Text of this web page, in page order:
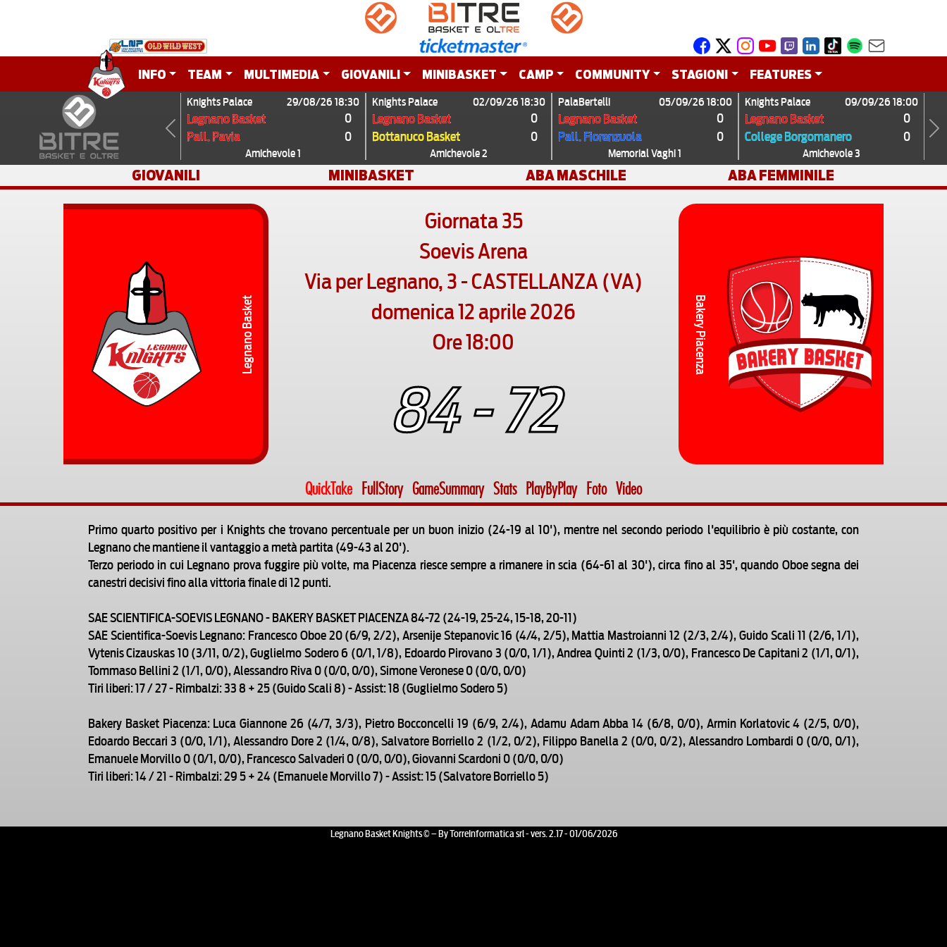
INFO TEAM MULTIMEDIA GIOVANILI MINIBASKET CAMP COMMUNITY STAGIONI FEATURES
Knights Palace 29/08/26 18:30
Legnano Basket
0
Pall. Pavia
0
Amichevole 1
Knights Palace 02/09/26 18:30
Legnano Basket
0
Bottanuco Basket
0
Amichevole 2
PalaBertelli 05/09/26 18:00
Legnano Basket
0
Pall. Fiorenzuola
0
Memorial Vaghi 1
Knights Palace 09/09/26 18:00
Legnano Basket
0
College Borgomanero
0
Amichevole 3
Previous Next
GIOVANILI MINIBASKET ABA MASCHILE ABA FEMMINILE
Legnano Basket
Giornata 35
Soevis Arena
Via per Legnano, 3 - CASTELLANZA (VA)
domenica 12 aprile 2026
Ore 18:00
84 - 72
Bakery Piacenza
QuickTake FullStory GameSummary Stats PlayByPlay Foto Video
Primo quarto positivo per i Knights che trovano percentuale per un buon inizio (24-19 al 10'), mentre nel secondo periodo l'equilibrio è più costante, con
Legnano che mantiene il vantaggio a metà partita (49-43 al 20').
Terzo periodo in cui Legnano prova fuggire più volte, ma Piacenza riesce sempre a rimanere in scia (64-61 al 30'), circa fino al 35', quando Oboe segna dei
canestri decisivi fino alla vittoria finale di 12 punti.
SAE SCIENTIFICA-SOEVIS LEGNANO - BAKERY BASKET PIACENZA 84-72 (24-19, 25-24, 15-18, 20-11)
SAE Scientifica-Soevis Legnano: Francesco Oboe 20 (6/9, 2/2), Arsenije Stepanovic 16 (4/4, 2/5), Mattia Mastroianni 12 (2/3, 2/4), Guido Scali 11 (2/6, 1/1),
Vytenis Cizauskas 10 (3/11, 0/2), Guglielmo Sodero 6 (0/1, 1/8), Edoardo Pirovano 3 (0/0, 1/1), Andrea Quinti 2 (1/3, 0/0), Francesco De Capitani 2 (1/1, 0/1),
Tommaso Bellini 2 (1/1, 0/0), Alessandro Riva 0 (0/0, 0/0), Simone Veronese 0 (0/0, 0/0)
Tiri liberi: 17 / 27 - Rimbalzi: 33 8 + 25 (Guido Scali 8) - Assist: 18 (Guglielmo Sodero 5)
Bakery Basket Piacenza: Luca Giannone 26 (4/7, 3/3), Pietro Bocconcelli 19 (6/9, 2/4), Adamu Adam Abba 14 (6/8, 0/0), Armin Korlatovic 4 (2/5, 0/0),
Edoardo Beccari 3 (0/0, 1/1), Alessandro Dore 2 (1/4, 0/8), Salvatore Borriello 2 (1/2, 0/2), Filippo Banella 2 (0/0, 0/2), Alessandro Lombardi 0 (0/0, 0/1),
Emanuele Morvillo 0 (0/1, 0/0), Francesco Salvaderi 0 (0/0, 0/0), Giovanni Scardoni 0 (0/0, 0/0)
Tiri liberi: 14 / 21 - Rimbalzi: 29 5 + 24 (Emanuele Morvillo 7) - Assist: 15 (Salvatore Borriello 5)
Legnano Basket Knights © – By TorreInformatica srl - vers. 2.17 - 01/06/2026